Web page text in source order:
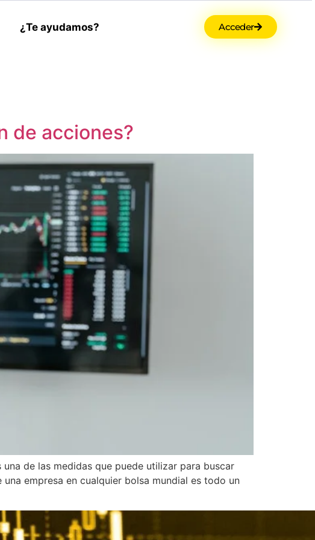
¿Te ayudamos? Acceder
de acciones?
de las medidas que puede utilizar para buscar
empresa en cualquier bolsa mundial es todo un